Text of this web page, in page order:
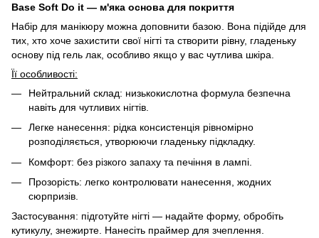
Base Soft Do it — м'яка основа для покриття
Набір для манікюру можна доповнити базою. Вона підійде для
тих, хто хоче захистити свої нігті та створити рівну, гладеньку
основу під гель лак, особливо якщо у вас чутлива шкіра.
Її особливості:
Нейтральний склад: низькокислотна формула безпечна
навіть для чутливих нігтів.
Легке нанесення: рідка консистенція рівномірно
розподіляється, утворюючи гладеньку підкладку.
Комфорт: без різкого запаху та печіння в лампі.
Прозорість: легко контролювати нанесення, жодних
сюрпризів.
Застосування: підготуйте нігті — надайте форму, обробіть
кутикулу, знежирте. Нанесіть праймер для зчеплення.